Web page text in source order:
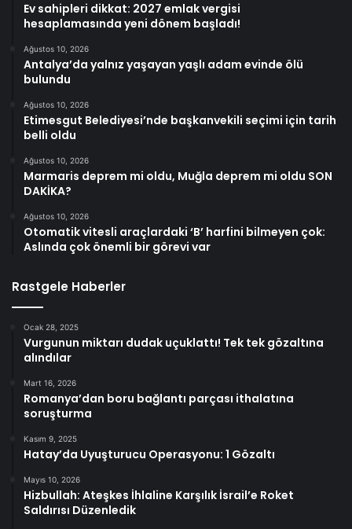
Ev sahipleri dikkat: 2027 emlak vergisi
hesaplamasında yeni dönem başladı!
Ağustos 10, 2026
Antalya’da yalnız yaşayan yaşlı adam evinde ölü
bulundu
Ağustos 10, 2026
Etimesgut Belediyesi’nde başkanvekili seçimi için tarih
belli oldu
Ağustos 10, 2026
Marmaris deprem mi oldu, Muğla deprem mi oldu SON
DAKİKA?
Ağustos 10, 2026
Otomatik vitesli araçlardaki ‘B’ harfini bilmeyen çok:
Aslında çok önemli bir görevi var
Rastgele Haberler
Ocak 28, 2025
Vurgunun miktarı dudak uçuklattı! Tek tek gözaltına
alındılar
Mart 16, 2026
Romanya’dan boru bağlantı parçası ithalatına
soruşturma
Kasım 9, 2025
Hatay’da Uyuşturucu Operasyonu: 1 Gözaltı
Mayıs 10, 2026
Hizbullah: Ateşkes İhlaline Karşılık İsrail’e Roket
Saldırısı Düzenledik